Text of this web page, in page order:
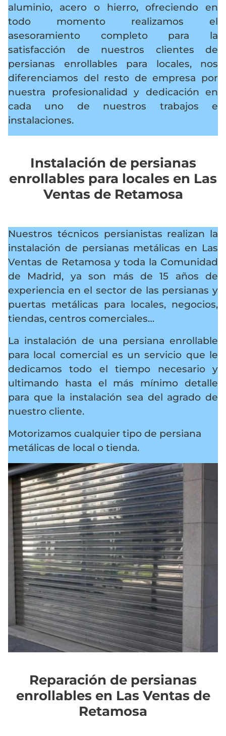
aluminio, acero o hierro, ofreciendo en
todo momento realizamos el
asesoramiento completo para la
satisfacción de nuestros clientes de
persianas enrollables para locales, nos
diferenciamos del resto de empresa por
nuestra profesionalidad y dedicación en
cada uno de nuestros trabajos e
instalaciones.
Instalación de persianas
enrollables para locales en Las
Ventas de Retamosa
Nuestros técnicos persianistas realizan la
instalación de persianas metálicas en Las
Ventas de Retamosa y toda la Comunidad
de Madrid, ya son más de 15 años de
experiencia en el sector de las persianas y
puertas metálicas para locales, negocios,
tiendas, centros comerciales…
La instalación de una persiana enrollable
para local comercial es un servicio que le
dedicamos todo el tiempo necesario y
ultimando hasta el más mínimo detalle
para que la instalación sea del agrado de
nuestro cliente.
Motorizamos cualquier tipo de persiana
metálicas de local o tienda.
Reparación de persianas
enrollables en Las Ventas de
Retamosa